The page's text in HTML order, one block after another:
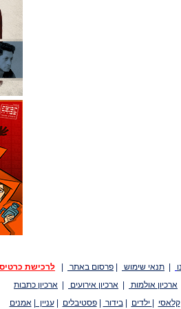
תנאי שימוש פרסום באתר
לרכישת
ארכיון אולמות ארכיון אירועים
ארכיון כתבות
קלאסי ילדים |בידור |פסטיבלים |עניין |אמנים